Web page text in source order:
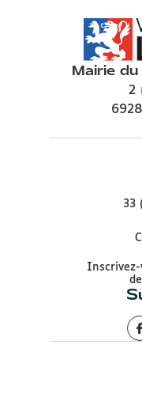
Mairie
2
33